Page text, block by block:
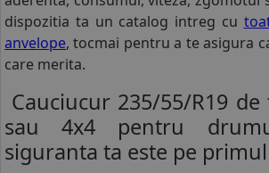
dispozitia ta un catalog intreg cu
anvelope, tocmai pentru a te asigura
care merita.
Cauciucur 235/55/R19 de
sau 4x4 pentru
siguranta ta este pe